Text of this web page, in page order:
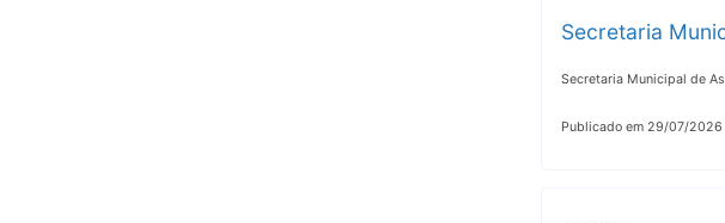
Secretaria
Secretaria Municipal de
Publicado em 29/07/2026